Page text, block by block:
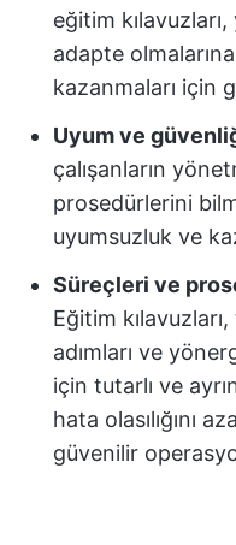
eğitim kılavuzları,
adapte
kazanmaları için
Uyum ve
çalışanların
prosedürlerini
uyumsuzluk ve
Süreçleri ve
Eğitim kılavuzları,
adımları ve
için tutarlı ve
hata olasılığını
güvenilir